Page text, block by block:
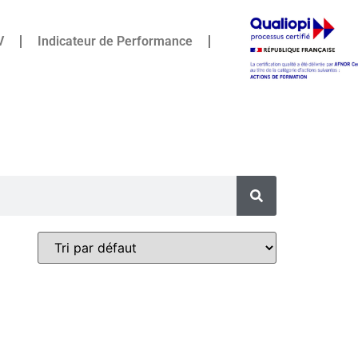
Indicateur de Performance